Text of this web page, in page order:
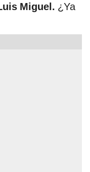
Miguel. ¿Ya